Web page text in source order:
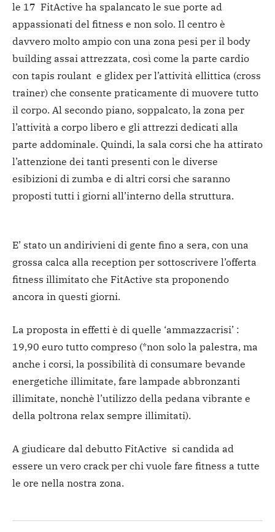
le 17 FitActive ha spalancato le sue porte ad
appassionati del fitness e non solo. Il centro è
davvero molto ampio con una zona pesi per il body
building assai attrezzata, così come la parte cardio
con tapis roulant e glidex per l’attività ellittica (cross
trainer) che consente praticamente di muovere tutto
il corpo. Al secondo piano, soppalcato, la zona per
l’attività a corpo libero e gli attrezzi dedicati alla
parte addominale. Quindi, la sala corsi che ha attirato
l’attenzione dei tanti presenti con le diverse
esibizioni di zumba e di altri corsi che saranno
proposti tutti i giorni all’interno della struttura.
E’ stato un andirivieni di gente fino a sera, con una
grossa calca alla reception per sottoscrivere l’offerta
fitness illimitato che FitActive sta proponendo
ancora in questi giorni.
La proposta in effetti è di quelle ‘ammazzacrisi’ :
19,90 euro tutto compreso (*non solo la palestra, ma
anche i corsi, la possibilità di consumare bevande
energetiche illimitate, fare lampade abbronzanti
illimitate, nonchè l’utilizzo della pedana vibrante e
della poltrona relax sempre illimitati).
A giudicare dal debutto FitActive si candida ad
essere un vero crack per chi vuole fare fitness a tutte
le ore nella nostra zona.